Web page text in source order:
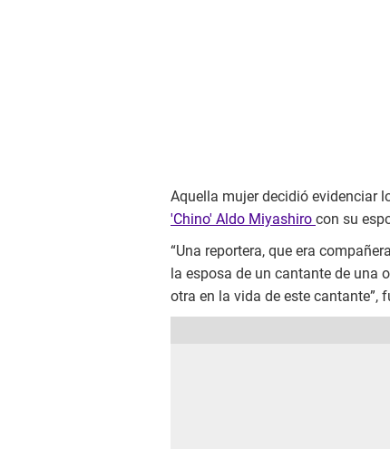
Aquella mujer decidió evidenciar
'Chino' Aldo Miyashiro con su
“Una reportera, que era
la esposa de un cantante de una
otra en la vida de este cantante”,